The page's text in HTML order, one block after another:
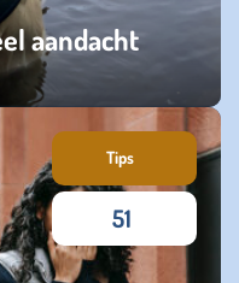
aandacht
Tips
51